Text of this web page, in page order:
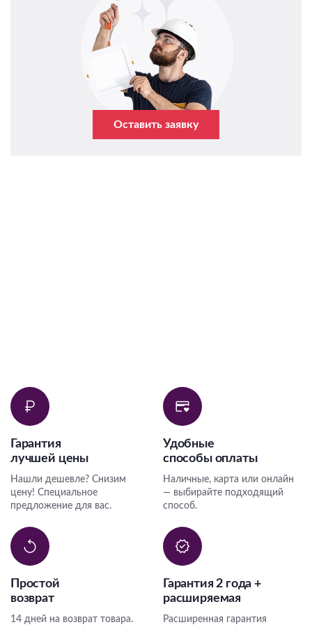
Оставить заявку
Гарантия
лучшей цены
Нашли дешевле? Снизим
цену! Специальное
предложение для вас.
Удобные
способы оплаты
Наличные, карта или онлайн
— выбирайте подходящий
способ.
Простой
возврат
14 дней на возврат товара.
Гарантия 2 года +
расширяемая
Расширенная гарантия